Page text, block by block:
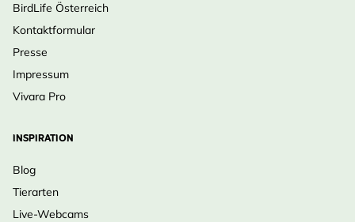
BirdLife Österreich
Kontaktformular
Presse
Impressum
Vivara Pro
INSPIRATION
Blog
Tierarten
Live-Webcams